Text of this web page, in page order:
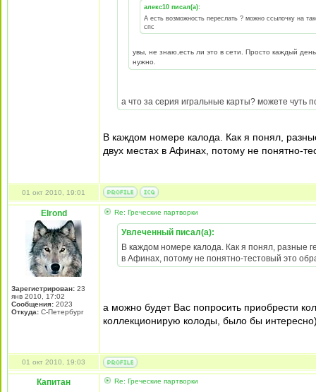
алекс10 писал(а):
А есть возможность переслать ? можно ссылочку на
спс
увы, не знаю,есть ли это в сети. Просто каждый
нужно.
а что за серия игральные карты? можете
В каждом номере калода. Как я понял,
двух местах в Афинах, потому не понятно-
01 окт 2010, 19:01
Elrond
Зарегистрирован: 23
янв 2010, 17:02
Сообщения: 2023
Откуда: С-Петербург
Re: Греческие партворки
Увлеченный писал(а):
В каждом номере калода. Как я понял, разные
в Афинах, потому не понятно-тестовый это
а можно будет Вас попросить приобрести
коллекционирую колоды, было бы
01 окт 2010, 19:03
Капитан Re: Греческие партворки